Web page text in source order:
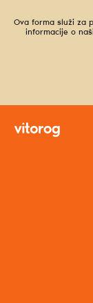
Ova forma služi za
informacije o